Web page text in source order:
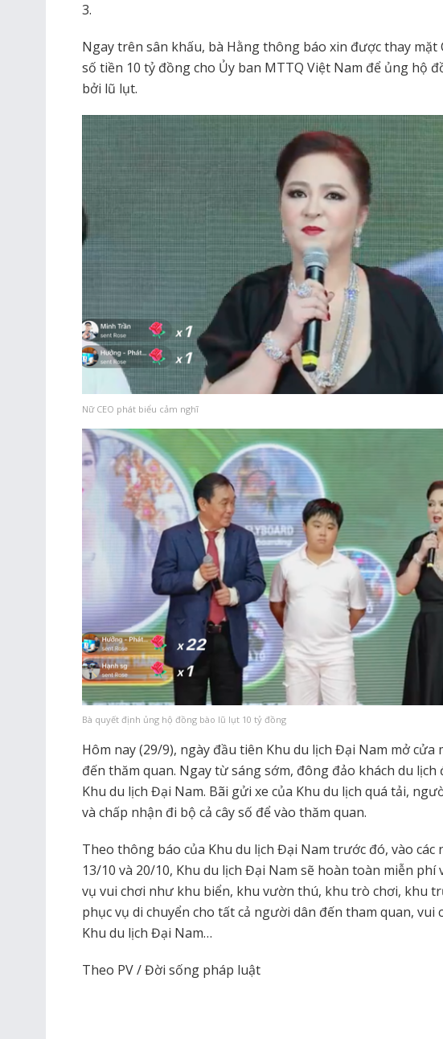
3.
Ngay trên sân khấu, bà Hằng thông báo xin được thay mặt
số tiền 10 tỷ đồng cho Ủy ban MTTQ Việt Nam để ủng hộ
bởi lũ lụt.
Nữ CEO phát biểu cảm nghĩ
Bà quyết định ủng hộ đồng bào lũ lụt 10 tỷ đồng
Hôm nay (29/9), ngày đầu tiên Khu du lịch Đại Nam mở cửa
đến thăm quan. Ngay từ sáng sớm, đông đảo khách du lịch
Khu du lịch Đại Nam. Bãi gửi xe của Khu du lịch quá tải,
và chấp nhận đi bộ cả cây số để vào thăm quan.
Theo thông báo của Khu du lịch Đại Nam trước đó, vào các
13/10 và 20/10, Khu du lịch Đại Nam sẽ hoàn toàn miễn phí
vụ vui chơi như khu biển, khu vườn thú, khu trò chơi, khu
phục vụ di chuyển cho tất cả người dân đến tham quan, vui
Khu du lịch Đại Nam…
Theo PV / Đời sống pháp luật